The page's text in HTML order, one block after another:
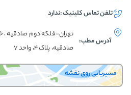
تلفن تماسکلینیک:ندارد
آدرس مطب:
تهران-فلکه دوم صادقیه ،
صادقیه، پلاک 4، واحد 7
مسیریابی روی نقشه